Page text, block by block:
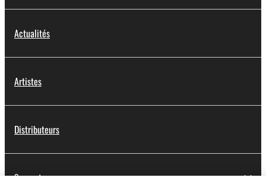
Actualités
Artistes
Distributeurs
Support